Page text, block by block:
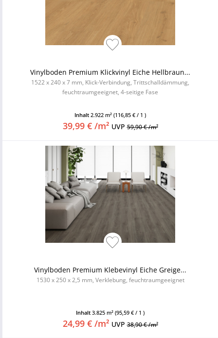
Vinylboden Premium Klickvinyl Eiche Hellbraun...
1522 x 240 x 7 mm, Klick-Verbindung, Trittschalldämmung,
feuchtraumgeeignet, 4-seitige Fase
Inhalt 2.922 m² (116,85 € / 1 )
39,99 € /m² UVP59,90 € /m²
Vinylboden Premium Klebevinyl Eiche Greige...
1530 x 250 x 2,5 mm, Verklebung, feuchtraumgeeignet
Inhalt 3.825 m² (95,59 € / 1 )
24,99 € /m² UVP38,90 € /m²